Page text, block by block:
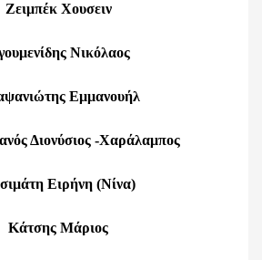
Ζειμπέκ Χουσειν
Νικόλαος
Εμμανουήλ
Διονύσιος -Χαράλαμπος
Ειρήνη (Νίνα)
Κάτσης Μάριος